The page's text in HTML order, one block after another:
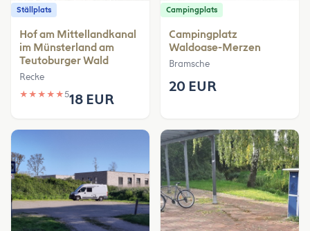
Ställplats
Hof am Mittellandkanal
im Münsterland am
Teutoburger Wald
Recke
★ ★ ★ ★ ★518 EUR
Campingplats
Campingplatz
Waldoase-Merzen
Bramsche
20 EUR